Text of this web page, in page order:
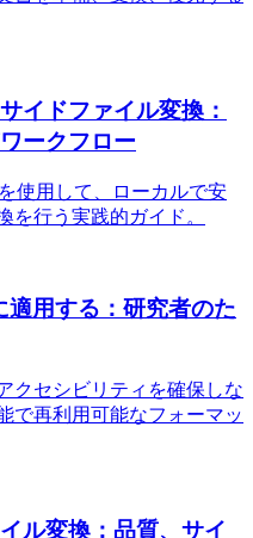
イドファイル変換：
ークフロー
使用して、ローカルで安
を行う実践的ガイド。
用する：研究者のた
クセシビリティを確保しな
で再利用可能なフォーマッ
ル変換：品質、サイ